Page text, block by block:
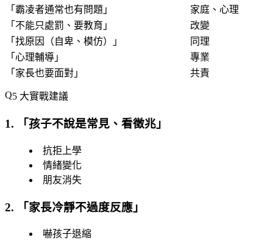
「 霸凌者通常也有問題 」
家庭、心理
「 不能只處罰、要教育 」
改變
「 找原因（自卑、模仿） 」
同理
「 心理輔導 」
專業
「 家長也要面對 」 共責
5 大實戰建議
1. 「孩子不說是常見、看徵兆 」
抗拒上學
情緒變化
朋友消失
2. 「家長冷靜不過度反應 」
嚇孩子退縮